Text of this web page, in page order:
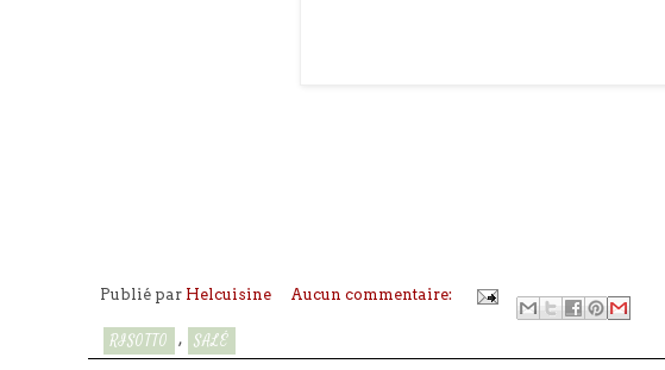
Publié par Helcuisine Aucun commentaire:
RISOTTO , SALÉ